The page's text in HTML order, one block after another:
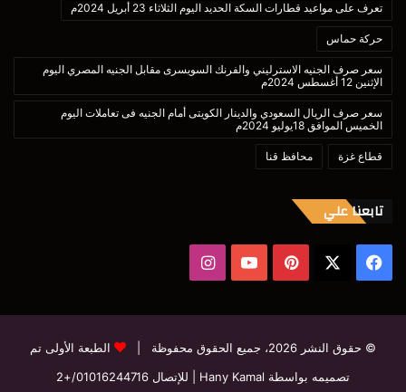
تعرف على مواعيد قطارات السكة الحديد اليوم الثلاثاء 23 أبريل 2024م
حركة حماس
سعر صرف الجنيه الاسترليني والفرنك السويسرى مقابل الجنيه المصري اليوم
الإثنين 12 أغسطس 2024م
سعر صرف الريال السعودي والدينار الكويتى أمام الجنيه فى تعاملات اليوم
الخميس الموافق 18يوليو 2024م
قطاع غزة محافظ قنا
تابعنا علي
فيسبوك بينتيريست‫YouTube
© حقوق النشر 2026، جميع الحقوق محفوظة |
الطبعة الأولى تم
تصميمه بواسطة Hany Kamal
| للإتصال 01016244716/+2